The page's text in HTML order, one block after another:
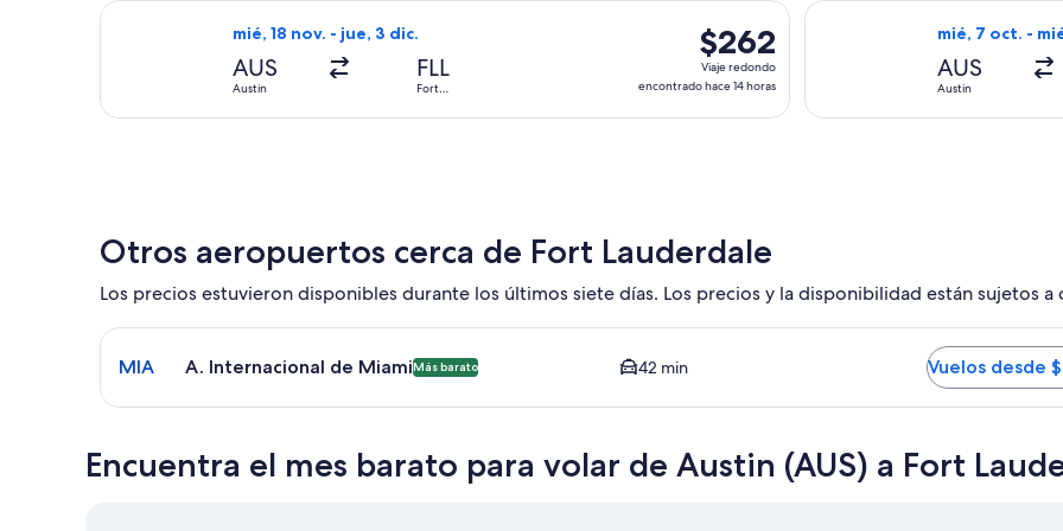
22
horas
mié, 18 nov. - jue, 3 dic.
AUS
Austin
FLL
Fort
$262
Viaje
redondo,
encontrado
$262
Viaje redondo
encontrado hace 14 horas
Seleccionar vuelo de Delta, con salida el mié, 18 nov. desde Austin hacia Fort Lauderdale, con
mié, 7 oct. -
AUS
Austin
Seleccionar
Otros aeropuertos cerca de Fort Lauderdale
Los precios estuvieron disponibles durante los últimos siete días. Los precios y la disponibilidad están sujetos a
Seleccionar vuelo a A. Internacional de Miami MIA. Opción más barata disponible. El tiempo promedio del
MIA A. Internacional de MiamiMás barato 42 min Vuelos desde
Encuentra el mes barato para volar de Austin (AUS) a Fort